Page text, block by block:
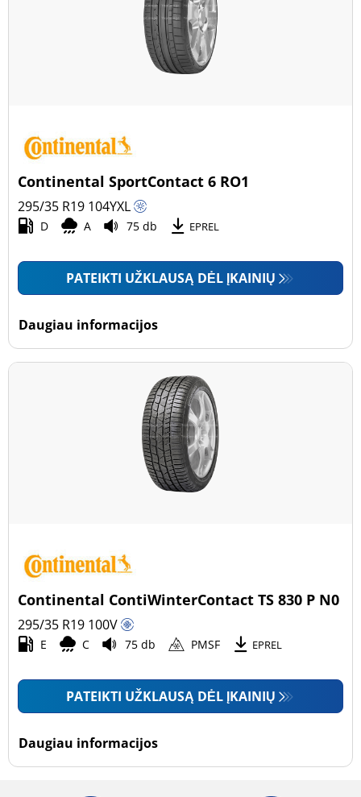
Continental SportContact 6 RO1
295/35 R19 104YXL
D A 75 db EPREL
PATEIKTI UŽKLAUSĄ DĖL ĮKAINIŲ
Daugiau informacijos
Continental ContiWinterContact TS 830 P N0
295/35 R19 100V
E C 75 db PMSF EPREL
PATEIKTI UŽKLAUSĄ DĖL ĮKAINIŲ
Daugiau informacijos